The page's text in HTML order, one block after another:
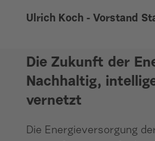
Ulrich Koch - Vorstand
Die Zukunft der
Nachhaltig,
vernetzt
Die Energieversorgung